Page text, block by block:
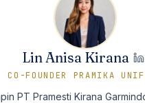
Lin Anisa Kirana
CO-FOUNDER PRAMIKA
PT Pramesti Kirana